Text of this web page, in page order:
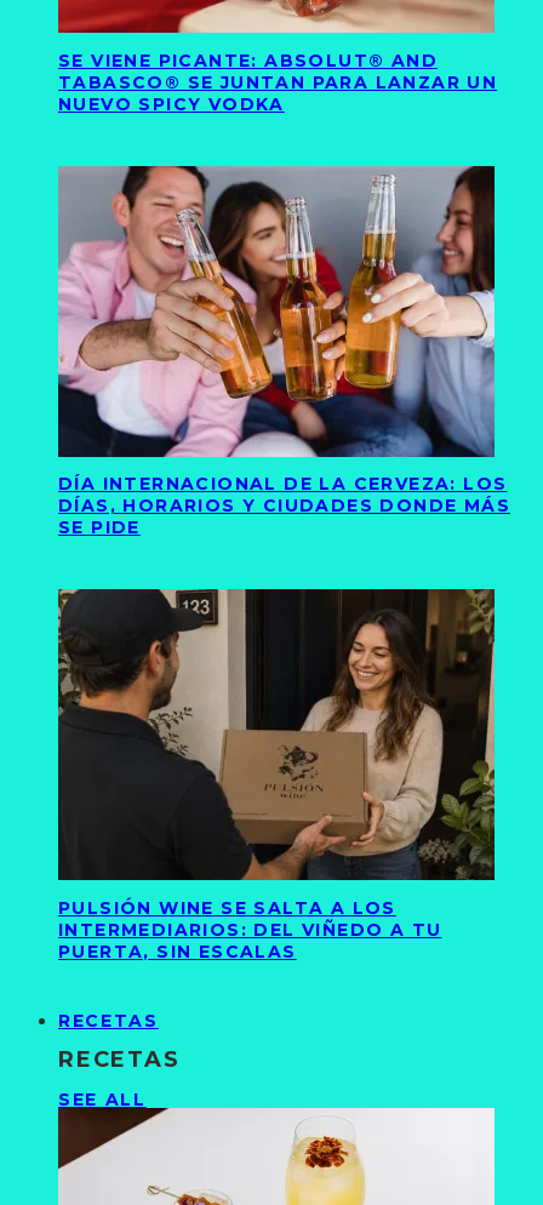
SE VIENE PICANTE: ABSOLUT® AND
TABASCO® SE JUNTAN PARA LANZAR UN
NUEVO SPICY VODKA
DÍA INTERNACIONAL DE LA CERVEZA: LOS
DÍAS, HORARIOS Y CIUDADES DONDE MÁS
SE PIDE
PULSIÓN WINE SE SALTA A LOS
INTERMEDIARIOS: DEL VIÑEDO A TU
PUERTA, SIN ESCALAS
RECETAS
RECETAS
SEE ALL